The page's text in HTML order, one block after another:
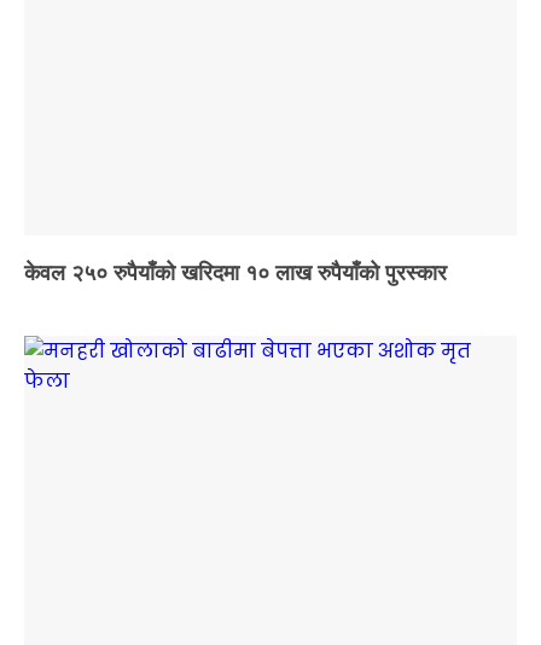
केवल २५० रुपैयाँको खरिदमा १० लाख रुपैयाँको पुरस्कार